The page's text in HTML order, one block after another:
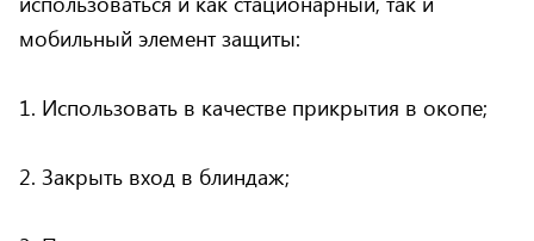
мобильный элемент защиты:
1. Использовать в качестве прикрытия в окопе;
2. Закрыть вход в блиндаж;